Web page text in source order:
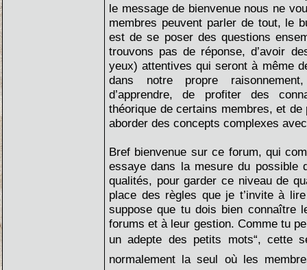
le message de bienvenue nous ne
membres peuvent parler de tout, le
est de se poser des questions
trouvons pas de réponse, d’avoir
yeux) attentives qui seront à même
dans notre propre
d’apprendre, de profiter des
théorique de certains membres, et
aborder des concepts complexes
Bref bienvenue sur ce forum, qui
essaye dans la mesure du possible
qualités, pour garder ce niveau de
place des règles que je t’invite à
suppose que tu dois bien connaître
forums et à leur gestion. Comme tu
un adepte des petits mots“, cette
normalement la seul où les